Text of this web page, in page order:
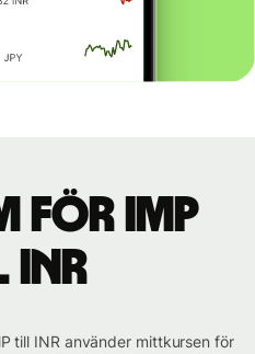
för IMP
till INR använder mittkursen för